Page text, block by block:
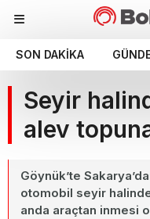
SON DAKIKA
Seyir
alev
Göynük’te
otomobil seyir
anda araçtan inmesi